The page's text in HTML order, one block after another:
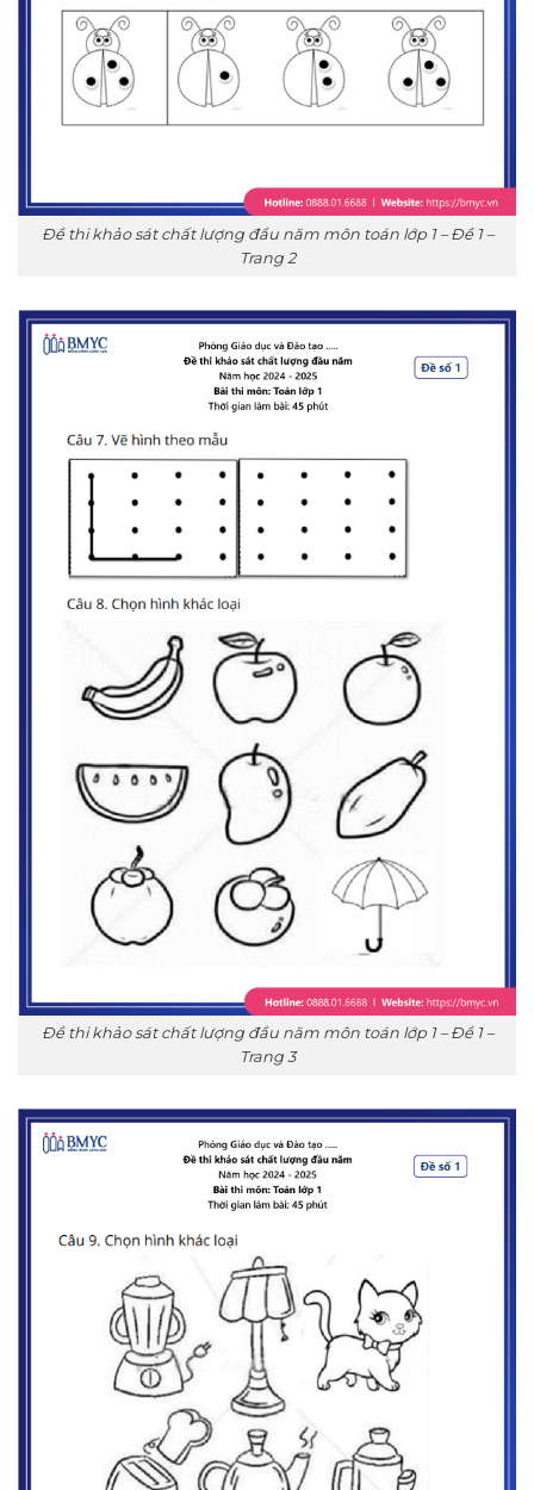
Đề thi khảo sát chất lượng đầu năm môn toán lớp 1 – Đề 1 –
Trang 2
Đề thi khảo sát chất lượng đầu năm môn toán lớp 1 – Đề 1 –
Trang 3